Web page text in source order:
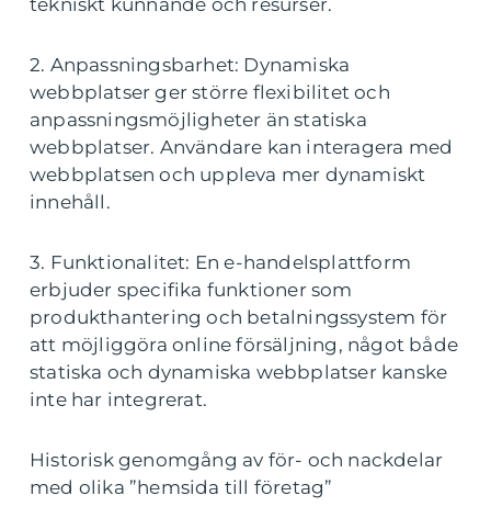
tekniskt kunnande och resurser.
2. Anpassningsbarhet: Dynamiska
webbplatser ger större flexibilitet och
anpassningsmöjligheter än statiska
webbplatser. Användare kan interagera med
webbplatsen och uppleva mer dynamiskt
innehåll.
3. Funktionalitet: En e-handelsplattform
erbjuder specifika funktioner som
produkthantering och betalningssystem för
att möjliggöra online försäljning, något både
statiska och dynamiska webbplatser kanske
inte har integrerat.
Historisk genomgång av för- och nackdelar
med olika ”hemsida till företag”